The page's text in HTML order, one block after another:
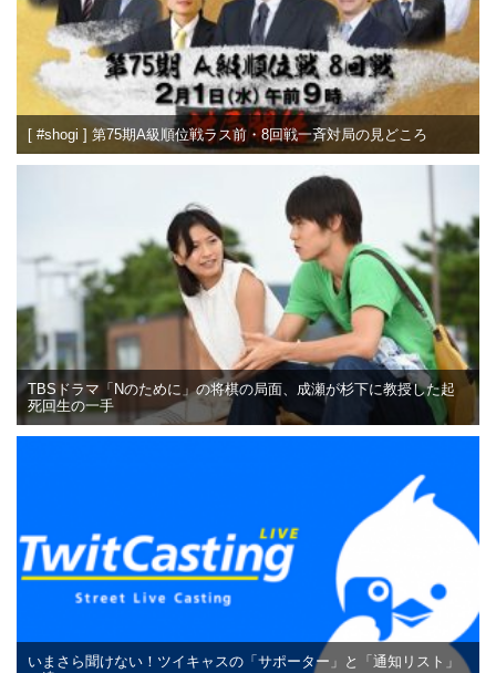
[ #shogi ] 第75期A級順位戦ラス前・8回戦一斉対局の見どころ
TBSドラマ「Nのために」の将棋の局面、成瀬が杉下に教授した起
死回生の一手
いまさら聞けない！ツイキャスの「サポーター」と「通知リスト」